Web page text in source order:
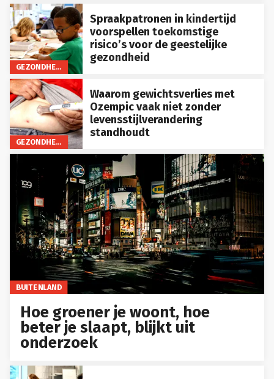
GEZONDHEID
Spraakpatronen in kindertijd
voorspellen toekomstige
risico’s voor de geestelijke
gezondheid
GEZONDHEID
Waarom gewichtsverlies met
Ozempic vaak niet zonder
levensstijlverandering
standhoudt
BUITENLAND
Hoe groener je woont, hoe
beter je slaapt, blijkt uit
onderzoek